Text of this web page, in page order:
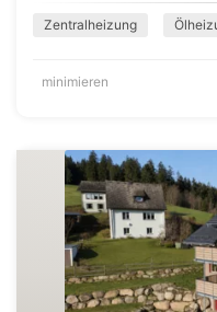
Zentralheizung
minimieren